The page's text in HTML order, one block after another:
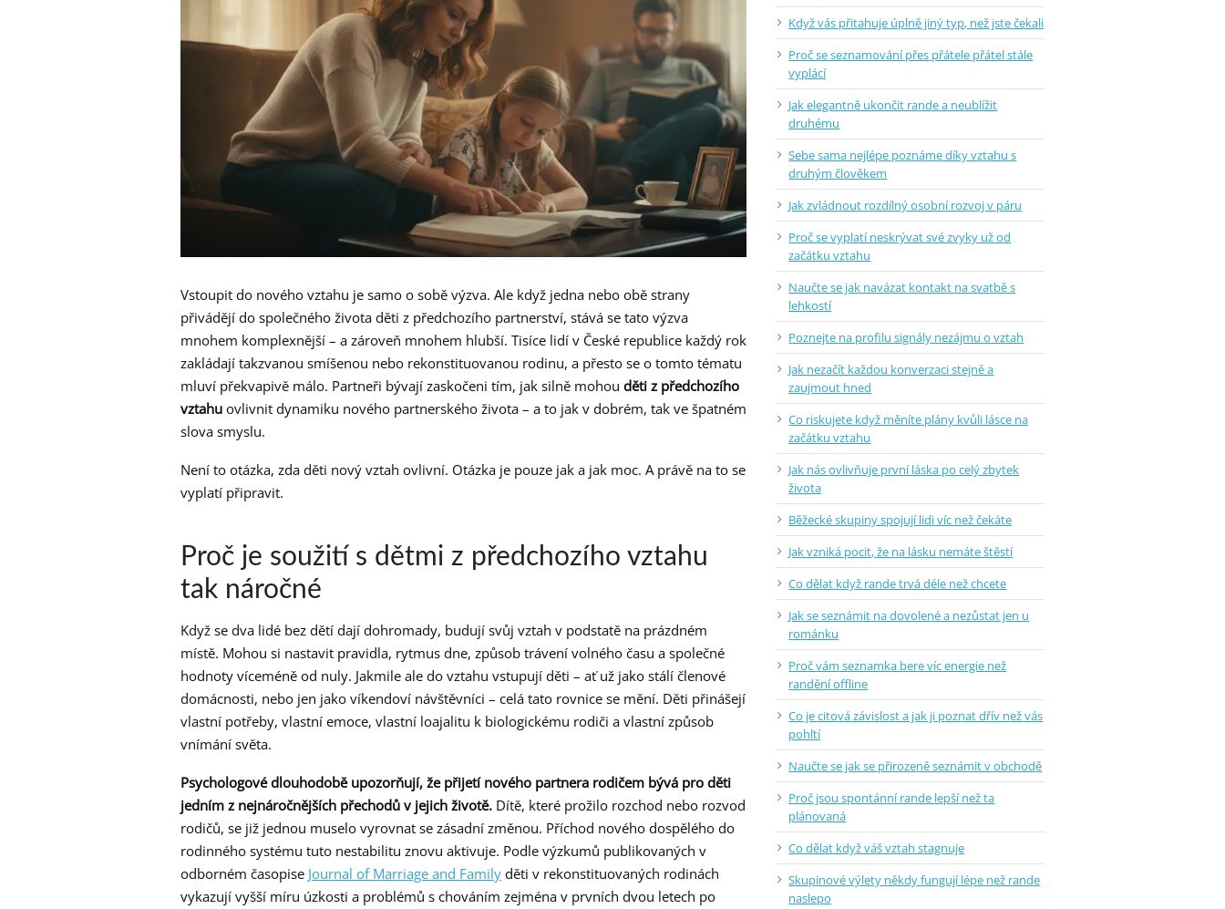
Vstoupit do nového vztahu je samo o sobě výzva. Ale když jedna nebo obě strany
přivádějí do společného života děti z předchozího partnerství, stává se tato výzva
mnohem komplexnější – a zároveň mnohem hlubší. Tisíce lidí v České republice každý rok
zakládají takzvanou smíšenou nebo rekonstituovanou rodinu, a přesto se o tomto tématu
mluví překvapivě málo. Partneři bývají zaskočeni tím, jak silně mohou děti z předchozího
vztahu ovlivnit dynamiku nového partnerského života – a to jak v dobrém, tak ve špatném
slova smyslu.
Není to otázka, zda děti nový vztah ovlivní. Otázka je pouze jak a jak moc. A právě na to se
vyplatí připravit.
Proč je soužití s dětmi z předchozího vztahu
tak náročné
Když se dva lidé bez dětí dají dohromady, budují svůj vztah v podstatě na prázdném
místě. Mohou si nastavit pravidla, rytmus dne, způsob trávení volného času a společné
hodnoty víceméně od nuly. Jakmile ale do vztahu vstupují děti – ať už jako stálí členové
domácnosti, nebo jen jako víkendoví návštěvníci – celá tato rovnice se mění. Děti přinášejí
vlastní potřeby, vlastní emoce, vlastní loajalitu k biologickému rodiči a vlastní způsob
vnímání světa.
Psychologové dlouhodobě upozorňují, že přijetí nového partnera rodičem bývá pro děti
jedním z nejnáročnějších přechodů v jejich životě. Dítě, které prožilo rozchod nebo rozvod
rodičů, se již jednou muselo vyrovnat se zásadní změnou. Příchod nového dospělého do
rodinného systému tuto nestabilitu znovu aktivuje. Podle výzkumů publikovaných v
odborném časopise Journal of Marriage and Family děti v rekonstituovaných rodinách
vykazují vyšší míru úzkosti a problémů s chováním zejména v prvních dvou letech po
Když vás přitahuje úplně jiný typ, než jste čekali
Proč se seznamování přes přátele přátel stále
vyplácí
Jak elegantně ukončit rande a neublížit
druhému
Sebe sama nejlépe poznáme díky vztahu s
druhým člověkem
Jak zvládnout rozdílný osobní rozvoj v páru
Proč se vyplatí neskrývat své zvyky už od
začátku vztahu
Naučte se jak navázat kontakt na svatbě s
lehkostí
Poznejte na profilu signály nezájmu o vztah
Jak nezačít každou konverzaci stejně a
zaujmout hned
Co riskujete když měníte plány kvůli lásce na
začátku vztahu
Jak nás ovlivňuje první láska po celý zbytek
života
Běžecké skupiny spojují lidi víc než čekáte
Jak vzniká pocit, že na lásku nemáte štěstí
Co dělat když rande trvá déle než chcete
Jak se seznámit na dovolené a nezůstat jen u
románku
Proč vám seznamka bere víc energie než
randění offline
Co je citová závislost a jak ji poznat dřív než vás
pohltí
Naučte se jak se přirozeně seznámit v obchodě
Proč jsou spontánní rande lepší než ta
plánovaná
Co dělat když váš vztah stagnuje
Skupinové výlety někdy fungují lépe než rande
naslepo